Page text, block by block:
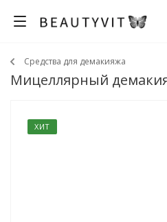
Средства для демакияжа
ХИТ